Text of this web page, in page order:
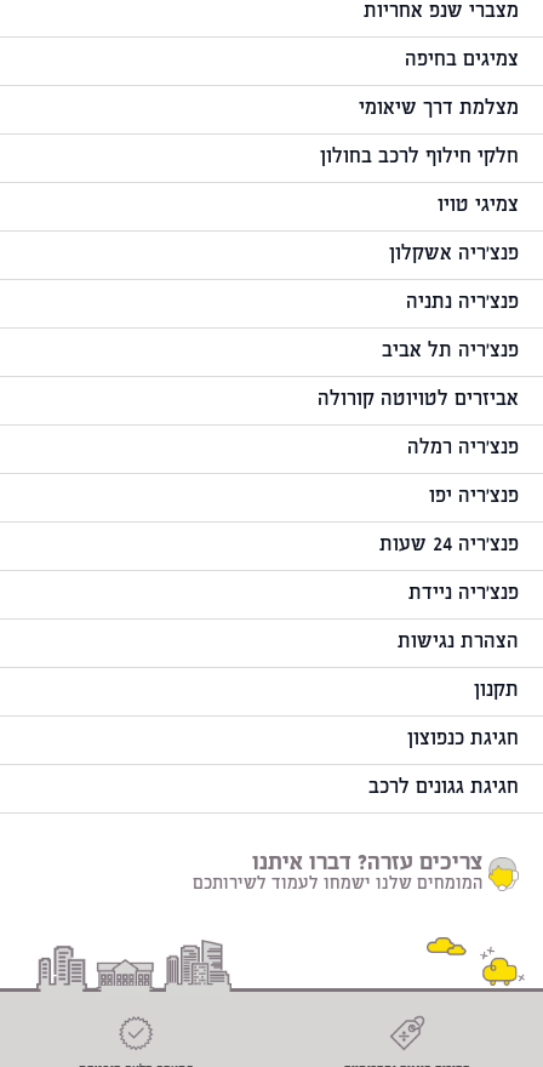
מצברי שנפ אחריות
צמיגים בחיפה
מצלמת דרך שיאומי
חלקי חילוף לרכב בחולון
צמיגי טויו
פנצ'ריה אשקלון
פנצ'ריה נתניה
פנצ'ריה תל אביב
אביזרים לטויוטה קורולה
פנצ'ריה רמלה
פנצ'ריה יפו
פנצ'ריה 24 שעות
פנצ'ריה ניידת
הצהרת נגישות
תקנון
חגיגת כנפוצון
חגיגת גגונים לרכב
צריכים עזרה? דברו איתנו
המומחים שלנו ישמחו לעמוד לשירותכם